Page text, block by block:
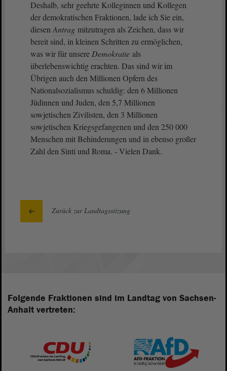
Deshalb, sehr geehrte Kolleginnen und Kollegen
der demokratischen Fraktionen, lade ich Sie ein,
diesen Antrag mitzutragen als Zeichen, dass wir
bereit sind, in kleinen Schritten zu ermöglichen,
was wir für unsere Demokratie als
überlebenswichtig erachten. Das sind wir im
Übrigen auch den Millionen Opfern des
Nationalsozialismus schuldig: den 6 Millionen
Jüdinnen und Juden, den 5,7 Millionen
sowjetischen Zivilisten, den 3 Millionen
sowjetischen Kriegsgefangenen und den 250 000
Menschen mit Behinderungen und in ebenso großer
Zahl den Sinti und Roma. - Vielen Dank.
Zurück zur Landtagssitzung
Folgende Fraktionen sind im Landtag von Sachsen-
Anhalt vertreten: